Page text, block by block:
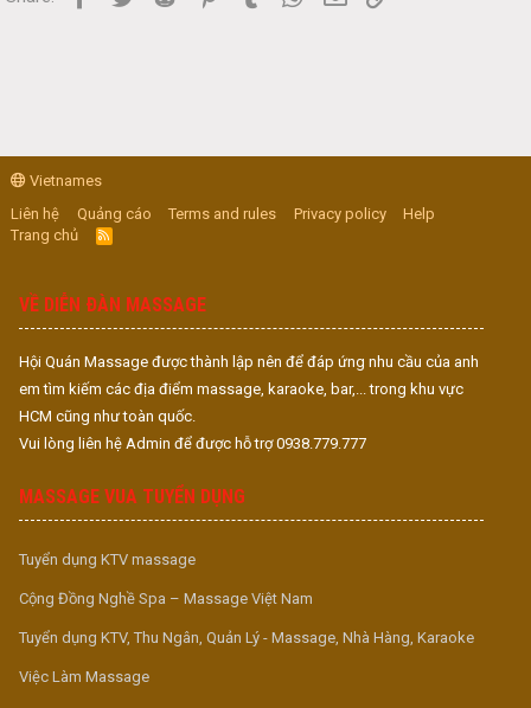
Vietnames
Liên hệ
Quảng cáo Terms and rules Privacy policy
Help
Trang chủ
R
S
VỀ DIỄN ĐÀN MASSAGE
Hội Quán Massage được thành lập nên để đáp ứng nhu cầu của anh
em tìm kiếm các địa điểm massage, karaoke, bar,... trong khu vực
HCM cũng như toàn quốc.
Vui lòng liên hệ Admin để được hỗ trợ 0938.779.777
MASSAGE VUA TUYỂN DỤNG
Tuyển dụng KTV massage
Cộng Đồng Nghề Spa – Massage Việt Nam
Tuyển dụng KTV, Thu Ngân, Quản Lý - Massage, Nhà Hàng, Karaoke
Việc Làm Massage